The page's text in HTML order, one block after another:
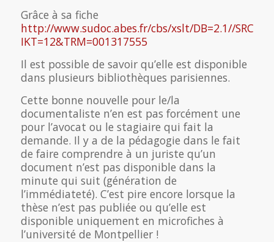
Grâce à sa fiche
http://www.sudoc.abes.fr/cbs/xslt/DB=2.1//SRCH?
IKT=12&TRM=001317555
Il est possible de savoir qu’elle est disponible
dans plusieurs bibliothèques parisiennes.
Cette bonne nouvelle pour le/la
documentaliste n’en est pas forcément une
pour l’avocat ou le stagiaire qui fait la
demande. Il y a de la pédagogie dans le fait
de faire comprendre à un juriste qu’un
document n’est pas disponible dans la
minute qui suit (génération de
l’immédiateté). C’est pire encore lorsque la
thèse n’est pas publiée ou qu’elle est
disponible uniquement en microfiches à
l’université de Montpellier !